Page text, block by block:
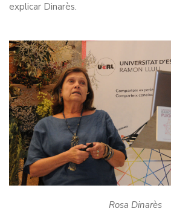
explicar Dinarès.
Rosa Dinarès